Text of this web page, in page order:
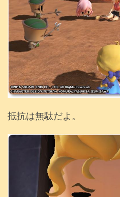
抵抗は無駄だよ。